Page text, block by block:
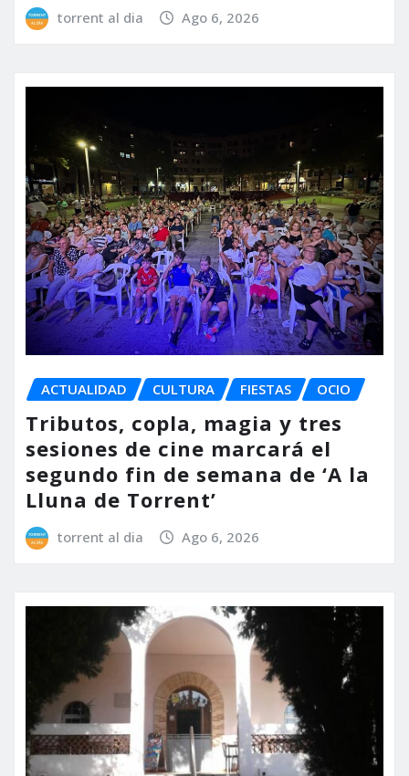
torrent al dia Ago 6, 2026
ACTUALIDAD CULTURA FIESTAS OCIO
Tributos, copla, magia y tres
sesiones de cine marcará el
segundo fin de semana de ‘A la
Lluna de Torrent’
torrent al dia Ago 6, 2026